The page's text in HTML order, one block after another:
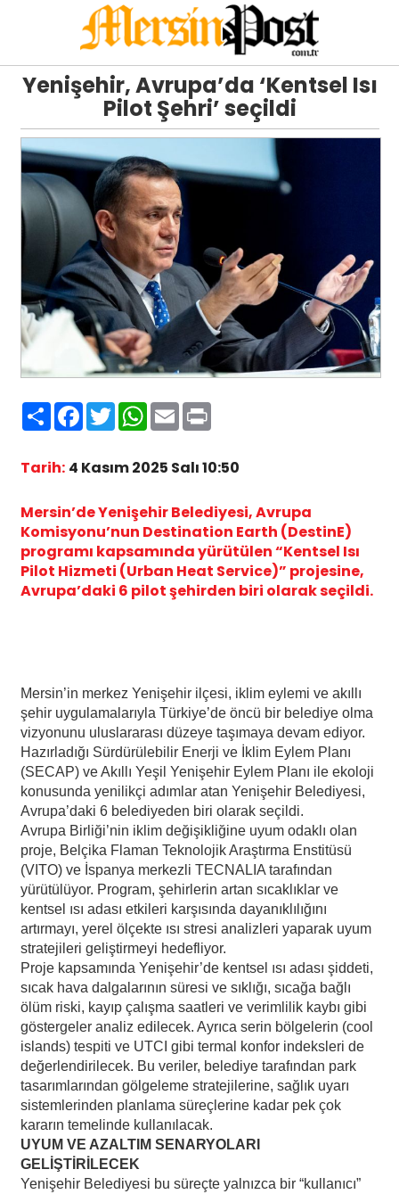
Yenişehir, Avrupa’da ‘Kentsel Isı
Pilot Şehri’ seçildi
PaylaşFacebook
TwitterWhatsApp
EmailPrint
Tarih: 4 Kasım 2025 Salı 10:50
Mersin’de Yenişehir Belediyesi, Avrupa
Komisyonu’nun Destination Earth (DestinE)
programı kapsamında yürütülen “Kentsel Isı
Pilot Hizmeti (Urban Heat Service)” projesine,
Avrupa’daki 6 pilot şehirden biri olarak seçildi.
Mersin’in merkez Yenişehir ilçesi, iklim eylemi ve akıllı
şehir uygulamalarıyla Türkiye’de öncü bir belediye olma
vizyonunu uluslararası düzeye taşımaya devam ediyor.
Hazırladığı Sürdürülebilir Enerji ve İklim Eylem Planı
(SECAP) ve Akıllı Yeşil Yenişehir Eylem Planı ile ekoloji
konusunda yenilikçi adımlar atan Yenişehir Belediyesi,
Avrupa’daki 6 belediyeden biri olarak seçildi.
Avrupa Birliği’nin iklim değişikliğine uyum odaklı olan
proje, Belçika Flaman Teknolojik Araştırma Enstitüsü
(VITO) ve İspanya merkezli TECNALIA tarafından
yürütülüyor. Program, şehirlerin artan sıcaklıklar ve
kentsel ısı adası etkileri karşısında dayanıklılığını
artırmayı, yerel ölçekte ısı stresi analizleri yaparak uyum
stratejileri geliştirmeyi hedefliyor.
Proje kapsamında Yenişehir’de kentsel ısı adası şiddeti,
sıcak hava dalgalarının süresi ve sıklığı, sıcağa bağlı
ölüm riski, kayıp çalışma saatleri ve verimlilik kaybı gibi
göstergeler analiz edilecek. Ayrıca serin bölgelerin (cool
islands) tespiti ve UTCI gibi termal konfor indeksleri de
değerlendirilecek. Bu veriler, belediye tarafından park
tasarımlarından gölgeleme stratejilerine, sağlık uyarı
sistemlerinden planlama süreçlerine kadar pek çok
kararın temelinde kullanılacak.
UYUM VE AZALTIM SENARYOLARI
GELİŞTİRİLECEK
Yenişehir Belediyesi bu süreçte yalnızca bir “kullanıcı”